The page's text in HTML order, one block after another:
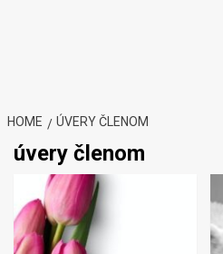
HOME ÚVERY ČLENOM
úvery členom